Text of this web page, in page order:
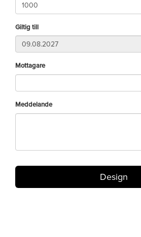
Giltig till
Mottagare
Meddelande
Design